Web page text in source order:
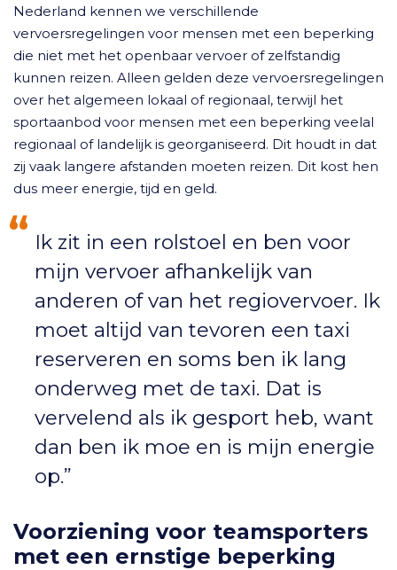
Nederland kennen we verschillende
vervoersregelingen voor mensen met een beperking
die niet met het openbaar vervoer of zelfstandig
kunnen reizen. Alleen gelden deze vervoersregelingen
over het algemeen lokaal of regionaal, terwijl het
sportaanbod voor mensen met een beperking veelal
regionaal of landelijk is georganiseerd. Dit houdt in dat
zij vaak langere afstanden moeten reizen. Dit kost hen
dus meer energie, tijd en geld.
Ik zit in een rolstoel en ben voor
mijn vervoer afhankelijk van
anderen of van het regiovervoer. Ik
moet altijd van tevoren een taxi
reserveren en soms ben ik lang
onderweg met de taxi. Dat is
vervelend als ik gesport heb, want
dan ben ik moe en is mijn energie
op.”
Voorziening voor teamsporters
met een ernstige beperking